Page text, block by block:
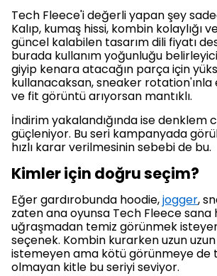
Tech Fleece'i değerli yapan şey
Kalıp, kumaş hissi, kombin kolaylığı
güncel kalabilen tasarım dili fiyatı
burada kullanım yoğunluğu
giyip kenara atacağın parça için
kullanacaksan, sneaker
ve fit görüntü arıyorsan mantıklı.
İndirim yakalandığında ise denklem
güçleniyor. Bu seri kampanyada
hızlı karar verilmesinin sebebi de bu.
Kimler için doğru seçim?
Eğer gardırobunda hoodie,jogger,
zaten ana oyunsa Tech Fleece sana
uğraşmadan temiz görünmek
seçenek. Kombin kurarken uzun
istemeyen ama kötü görünmeye de
olmayan kitle bu seriyi seviyor.